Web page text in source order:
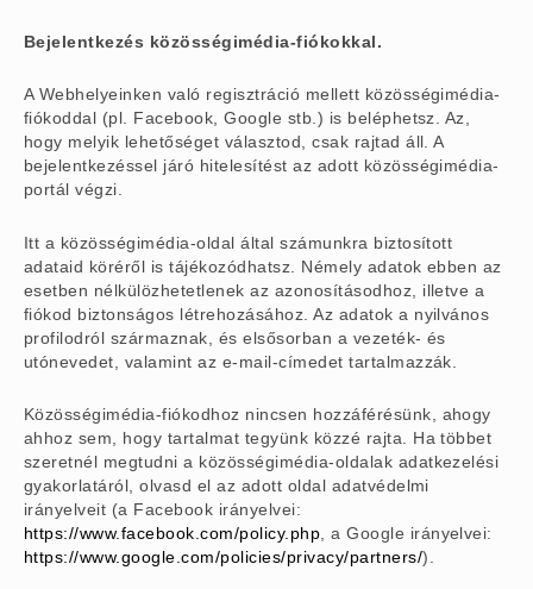
Bejelentkezés közösségimédia-fiókokkal.
A Webhelyeinken való regisztráció mellett közösségimédia-
fiókoddal (pl. Facebook, Google stb.) is beléphetsz. Az,
hogy melyik lehetőséget választod, csak rajtad áll. A
bejelentkezéssel járó hitelesítést az adott közösségimédia-
portál végzi.
Itt a közösségimédia-oldal által számunkra biztosított
adataid köréről is tájékozódhatsz. Némely adatok ebben az
esetben nélkülözhetetlenek az azonosításodhoz, illetve a
fiókod biztonságos létrehozásához. Az adatok a nyilvános
profilodról származnak, és elsősorban a vezeték- és
utónevedet, valamint az e-mail-címedet tartalmazzák.
Közösségimédia-fiókodhoz nincsen hozzáférésünk, ahogy
ahhoz sem, hogy tartalmat tegyünk közzé rajta. Ha többet
szeretnél megtudni a közösségimédia-oldalak adatkezelési
gyakorlatáról, olvasd el az adott oldal adatvédelmi
irányelveit (a Facebook irányelvei:
https://www.facebook.com/policy.php, a Google irányelvei:
https://www.google.com/policies/privacy/partners/).